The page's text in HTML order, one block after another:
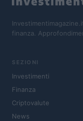
finanza.
SEZIONI
Investimenti
Finanza
Criptovalute
News